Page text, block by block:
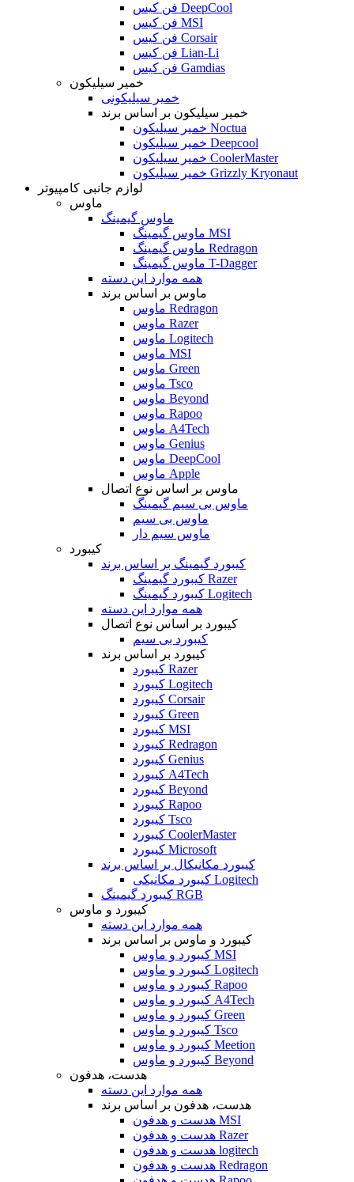
فن کیس DeepCool
فن کیس MSI
فن کیس Corsair
فن کیس Lian-Li
فن کیس Gamdias
خمیر سیلیکون
خمیر سیلیکونی
خمیر سیلیکون بر اساس برند
خمیر سیلیکون Noctua
خمیر سیلیکون Deepcool
خمیر سیلیکون CoolerMaster
خمیر سیلیکون Grizzly Kryonaut
لوازم جانبی کامپیوتر
ماوس
ماوس گیمینگ
ماوس گیمینگ MSI
ماوس گیمینگ Redragon
ماوس گیمینگ T-Dagger
همه موارد این دسته
ماوس بر اساس برند
ماوس Redragon
ماوس Razer
ماوس Logitech
ماوس MSI
ماوس Green
ماوس Tsco
ماوس Beyond
ماوس Rapoo
ماوس A4Tech
ماوس Genius
ماوس DeepCool
ماوس Apple
ماوس بر اساس نوع اتصال
ماوس بی سیم گیمینگ
ماوس بی سیم
ماوس سیم دار
کیبورد
کیبورد گیمینگ بر اساس برند
کیبورد گیمینگ Razer
کیبورد گیمینگ Logitech
همه موارد این دسته
کیبورد بر اساس نوع اتصال
کیبورد بی سیم
کیبورد بر اساس برند
کیبورد Razer
کیبورد Logitech
کیبورد Corsair
کیبورد Green
کیبورد MSI
کیبورد Redragon
کیبورد Genius
کیبورد A4Tech
کیبورد Beyond
کیبورد Rapoo
کیبورد Tsco
کیبورد CoolerMaster
کیبورد Microsoft
کیبورد مکانیکال بر اساس برند
کیبورد مکانیکی Logitech
کیبورد گیمینگ RGB
کیبورد و ماوس
همه موارد این دسته
کیبورد و ماوس بر اساس برند
کیبورد و ماوس MSI
کیبورد و ماوس Logitech
کیبورد و ماوس Rapoo
کیبورد و ماوس A4Tech
کیبورد و ماوس Green
کیبورد و ماوس Tsco
کیبورد و ماوس Meetion
کیبورد و ماوس Beyond
هدست، هدفون
همه موارد این دسته
هدست، هدفون بر اساس برند
هدست و هدفون MSI
هدست و هدفون Razer
هدست و هدفون logitech
هدست و هدفون Redragon